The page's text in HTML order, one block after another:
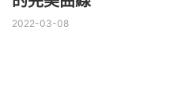
2022-03-08